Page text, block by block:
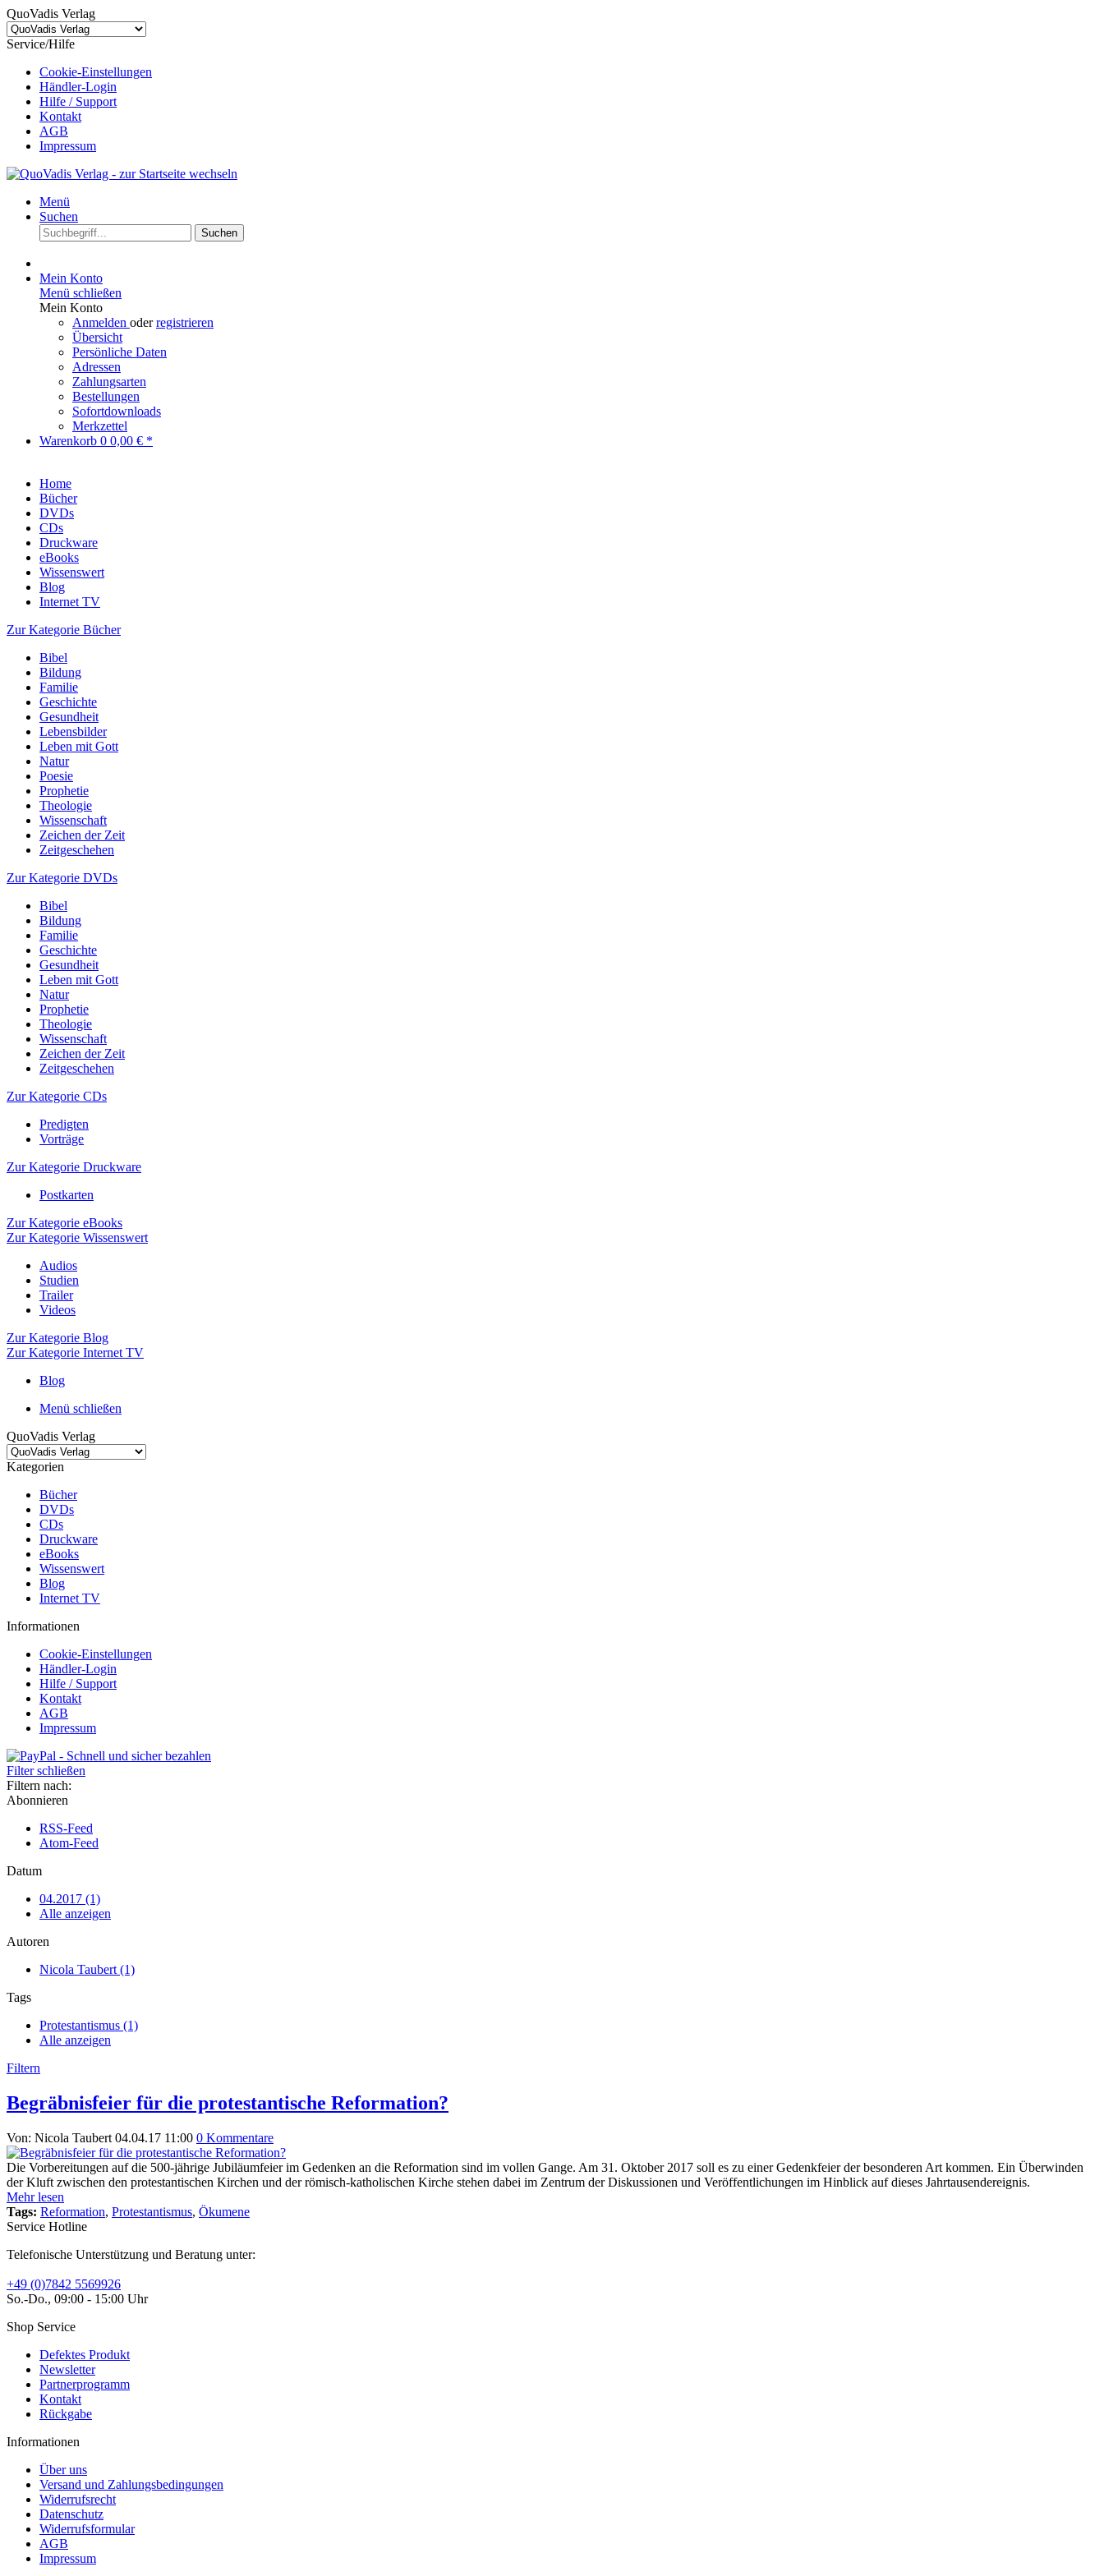
QuoVadis Verlag
Service/Hilfe
Cookie-Einstellungen
Händler-Login
Hilfe / Support
Kontakt
AGB
Impressum
Menü
Suchen
Suchen
Mein Konto
Menü schließen
Mein Konto
Anmelden oderregistrieren
Übersicht
Persönliche Daten
Adressen
Zahlungsarten
Bestellungen
Sofortdownloads
Merkzettel
Warenkorb 0 0,00 € *
Home
Bücher
DVDs
CDs
Druckware
eBooks
Wissenswert
Blog
Internet TV
Zur Kategorie Bücher
Bibel
Bildung
Familie
Geschichte
Gesundheit
Lebensbilder
Leben mit Gott
Natur
Poesie
Prophetie
Theologie
Wissenschaft
Zeichen der Zeit
Zeitgeschehen
Zur Kategorie DVDs
Bibel
Bildung
Familie
Geschichte
Gesundheit
Leben mit Gott
Natur
Prophetie
Theologie
Wissenschaft
Zeichen der Zeit
Zeitgeschehen
Zur Kategorie CDs
Predigten
Vorträge
Zur Kategorie Druckware
Postkarten
Zur Kategorie eBooks
Zur Kategorie Wissenswert
Audios
Studien
Trailer
Videos
Zur Kategorie Blog
Zur Kategorie Internet TV
Blog
Menü schließen
QuoVadis Verlag
Kategorien
Bücher
DVDs
CDs
Druckware
eBooks
Wissenswert
Blog
Internet TV
Informationen
Cookie-Einstellungen
Händler-Login
Hilfe / Support
Kontakt
AGB
Impressum
Filter schließen
Filtern nach:
Abonnieren
RSS-Feed
Atom-Feed
Datum
04.2017 (1)
Alle anzeigen
Autoren
Nicola Taubert (1)
Tags
Protestantismus (1)
Alle anzeigen
Filtern
Begräbnisfeier für die protestantische Reformation?
Von: Nicola Taubert 04.04.17 11:00 0 Kommentare
Die Vorbereitungen auf die 500-jährige Jubiläumfeier im Gedenken an die Reformation sind im vollen Gange. Am 31. Oktober 2017 soll es zu einer Gedenkfeier der besonderen Art kommen. Ein Überwinden
der Kluft zwischen den protestantischen Kirchen und der römisch-katholischen Kirche stehen dabei im Zentrum der Diskussionen und Veröffentlichungen im Hinblick auf dieses Jahrtausendereignis.
Mehr lesen
Tags: Reformation, Protestantismus, Ökumene
Service Hotline
Telefonische Unterstützung und Beratung unter:
+49 (0)7842 5569926
So.-Do., 09:00 - 15:00 Uhr
Shop Service
Defektes Produkt
Newsletter
Partnerprogramm
Kontakt
Rückgabe
Informationen
Über uns
Versand und Zahlungsbedingungen
Widerrufsrecht
Datenschutz
Widerrufsformular
AGB
Impressum